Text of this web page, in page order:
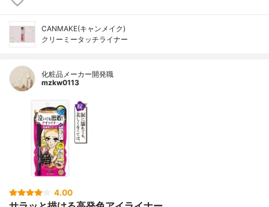
CANMAKE(キャンメイク)
クリーミータッチライナー
化粧品メーカー開発職
mzkw0113
4.00